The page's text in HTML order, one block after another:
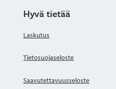
Hyvä tietää
Laskutus
Tietosuojaseloste
Saavutettavuusseloste